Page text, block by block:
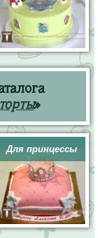
»
Для принцессы